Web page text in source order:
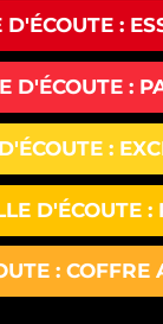
D'ÉCOUTE :
D'ÉCOUTE :
:
D'ÉCOUTE :
: COFFRE